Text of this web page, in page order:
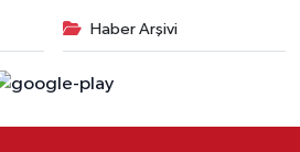
Haber Arşivi